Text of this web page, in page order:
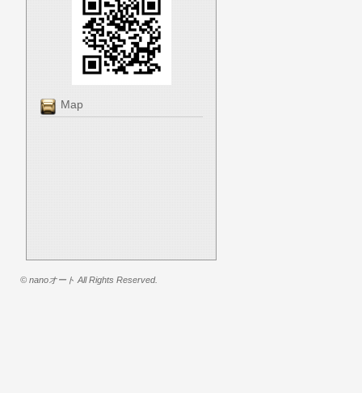
Map
© nanoオート All Rights Reserved.